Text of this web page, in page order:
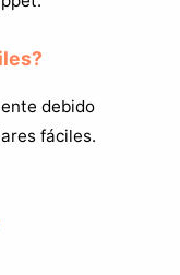
debido
fáciles.